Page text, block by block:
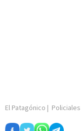
El Patagónico | Policiales